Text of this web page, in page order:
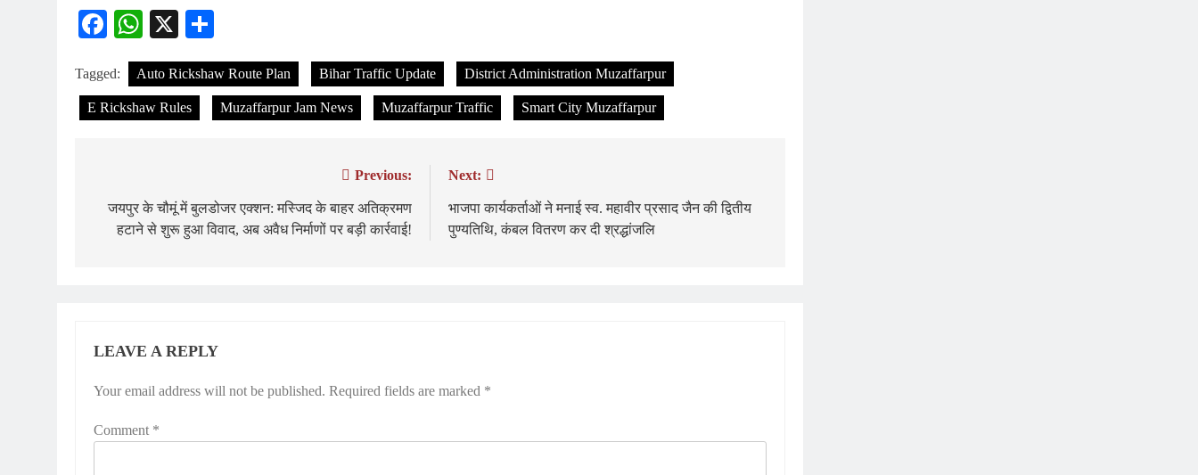
Facebook
WhatsApp
X
Tagged: Auto Rickshaw Route Plan Bihar Traffic Update District Administration Muzaffarpur
E Rickshaw Rules Muzaffarpur Jam News Muzaffarpur Traffic Smart City Muzaffarpur
navigation
Previous:
जयपुर के चौमूं में बुलडोजर एक्शन: मस्जिद के बाहर अतिक्रमण
हटाने से शुरू हुआ विवाद, अब अवैध निर्माणों पर बड़ी कार्रवाई!
Next:
भाजपा कार्यकर्ताओं ने मनाई स्व. महावीर प्रसाद जैन की द्वितीय
पुण्यतिथि, कंबल वितरण कर दी श्रद्धांजलि
LEAVE A REPLY
Your email address will not be published. Required fields are marked *
Comment *